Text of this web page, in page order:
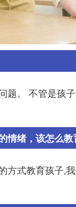
题。 不管是孩
情绪，该怎么
方式教育孩子,